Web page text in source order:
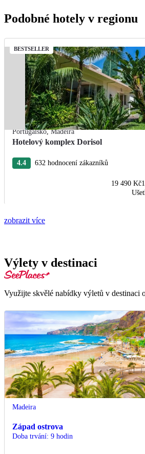
Podobné hotely v regionu
BESTSELLER
Portugalsko,Madeira
Hotelový komplex Dorisol
4.4 632 hodnocení zákazníků
19 490 Kč
zobrazit více
Výlety v destinaci
Využijte skvělé nabídky výletů v destinaci
Madeira
Západ ostrova
Doba trvání: 9 hodin